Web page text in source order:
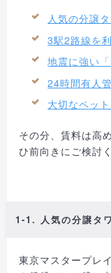
人気の分譲
3駅2路線を
地震に強い
24時間有人
大切なペッ
その分、賃料は高
ひ前向きにご検討
1-1. 人気の分譲タ
東京マスタープレ